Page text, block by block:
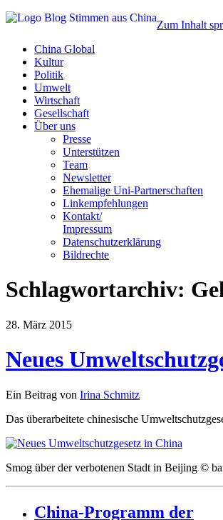
Zum Inhalt
China Global
Kultur
Politik
Umwelt
Wirtschaft
Gesellschaft
Über uns
Presse
Unterstützen
Team
Newsletter
Ehemalige Uni-Partnerschaften
Linkempfehlungen
Kontakt/
Impressum
Datenschutzerklärung
Bildrechte
Schlagwortarchiv:
28. März 2015
Neues
Ein Beitrag von Irina Schmitz
Das überarbeitete chinesische
Smog über der verbotenen Stadt in Beijing ©
China-Programm der